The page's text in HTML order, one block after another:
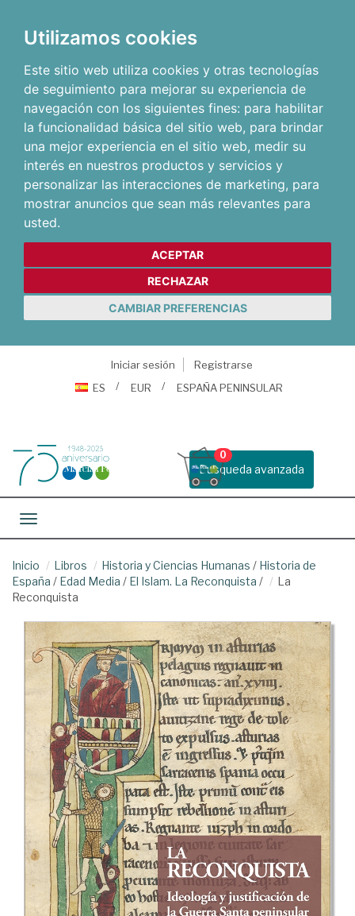
Utilizamos cookies
Este sitio web utiliza cookies y otras tecnologías
de seguimiento para mejorar su experiencia de
navegación con los siguientes fines: para habilitar
la funcionalidad básica del sitio web, para brindar
una mejor experiencia en el sitio web, medir su
interés en nuestros productos y servicios y
personalizar las interacciones de marketing, para
mostrar anuncios que sean más relevantes para
usted.
ACEPTAR
RECHAZAR
CAMBIAR PREFERENCIAS
Iniciar sesión
Registrarse
ES
EUR ESPAÑA PENINSULAR
Busqueda avanzada
0
Toggle navigation
Inicio Libros Historia y Ciencias Humanas / Historia de
España / Edad Media / El Islam. La Reconquista /
La
Reconquista